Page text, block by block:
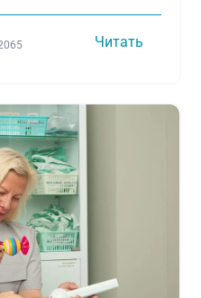
Читать